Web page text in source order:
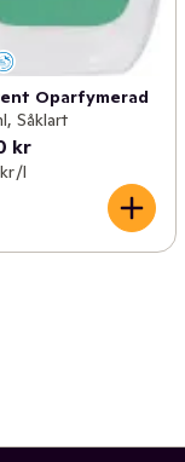
Oparfymerad
Såklart
kr
/l